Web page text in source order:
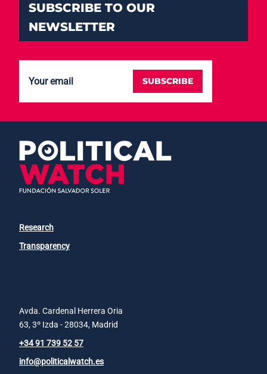
SUBSCRIBE TO OUR
NEWSLETTER
SUBSCRIBE
Research
Transparency
Avda. Cardenal Herrera Oria
63, 3º Izda - 28034, Madrid
+34 91 739 52 57
info@politicalwatch.es